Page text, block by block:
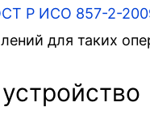
Р ИСО 857-2-
для таких